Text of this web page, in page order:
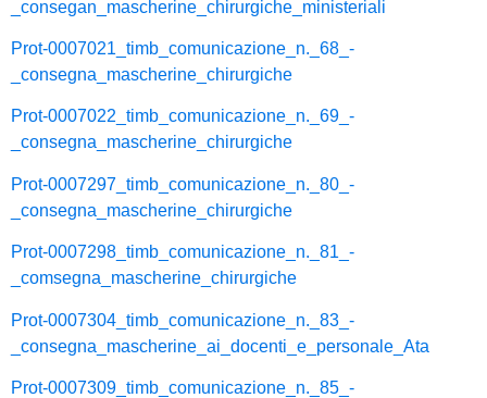
_consegan_mascherine_chirurgiche_ministeriali
Prot-0007021_timb_comunicazione_n._68_-
_consegna_mascherine_chirurgiche
Prot-0007022_timb_comunicazione_n._69_-
_consegna_mascherine_chirurgiche
Prot-0007297_timb_comunicazione_n._80_-
_consegna_mascherine_chirurgiche
Prot-0007298_timb_comunicazione_n._81_-
_comsegna_mascherine_chirurgiche
Prot-0007304_timb_comunicazione_n._83_-
_consegna_mascherine_ai_docenti_e_personale_Ata
Prot-0007309_timb_comunicazione_n._85_-